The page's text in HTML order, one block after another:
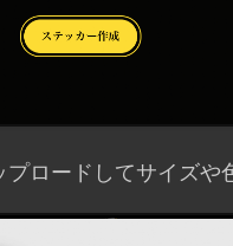
ロードしてサイズや